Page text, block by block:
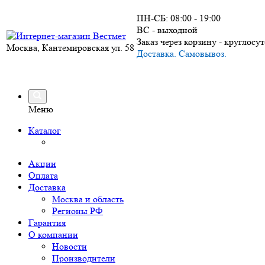
Москва, Кантемировская ул. 58
ПН-СБ: 08:00 - 19:00
ВС - выходной
Заказ через корзину -
Доставка. Самовывоз.
Меню
Каталог
Акции
Оплата
Доставка
Москва и область
Регионы РФ
Гарантия
О компании
Новости
Производители